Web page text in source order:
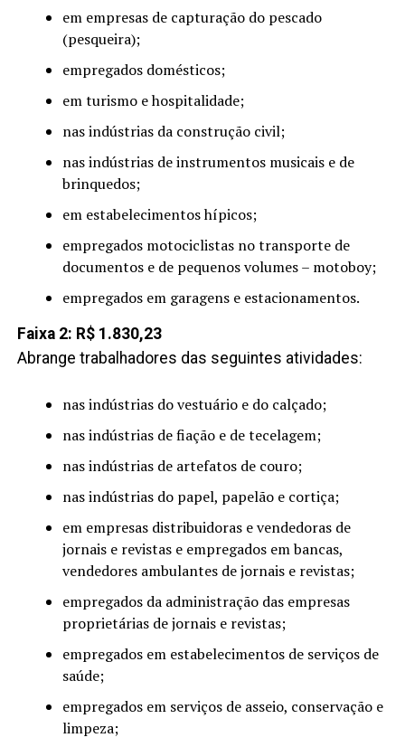
em empresas de capturação do pescado
(pesqueira);
empregados domésticos;
em turismo e hospitalidade;
nas indústrias da construção civil;
nas indústrias de instrumentos musicais e de
brinquedos;
em estabelecimentos hípicos;
empregados motociclistas no transporte de
documentos e de pequenos volumes – motoboy;
empregados em garagens e estacionamentos.
Faixa 2: R$ 1.830,23
Abrange trabalhadores das seguintes atividades:
nas indústrias do vestuário e do calçado;
nas indústrias de fiação e de tecelagem;
nas indústrias de artefatos de couro;
nas indústrias do papel, papelão e cortiça;
em empresas distribuidoras e vendedoras de
jornais e revistas e empregados em bancas,
vendedores ambulantes de jornais e revistas;
empregados da administração das empresas
proprietárias de jornais e revistas;
empregados em estabelecimentos de serviços de
saúde;
empregados em serviços de asseio, conservação e
limpeza;